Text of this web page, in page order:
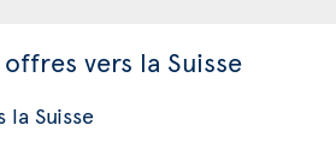
vers la Suisse
la Suisse